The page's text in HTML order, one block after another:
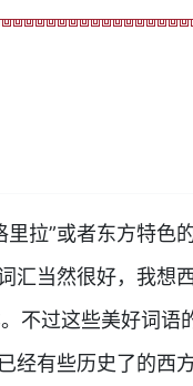
拉”或者东方特色
汇当然很好，我想
不过这些美好词语
经有些历史了的西